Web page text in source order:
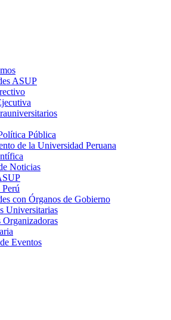
ASUP
Pública
de la Universidad Peruana
Noticias
con Órganos de Gobierno
Universitarias
Organizadoras
Eventos